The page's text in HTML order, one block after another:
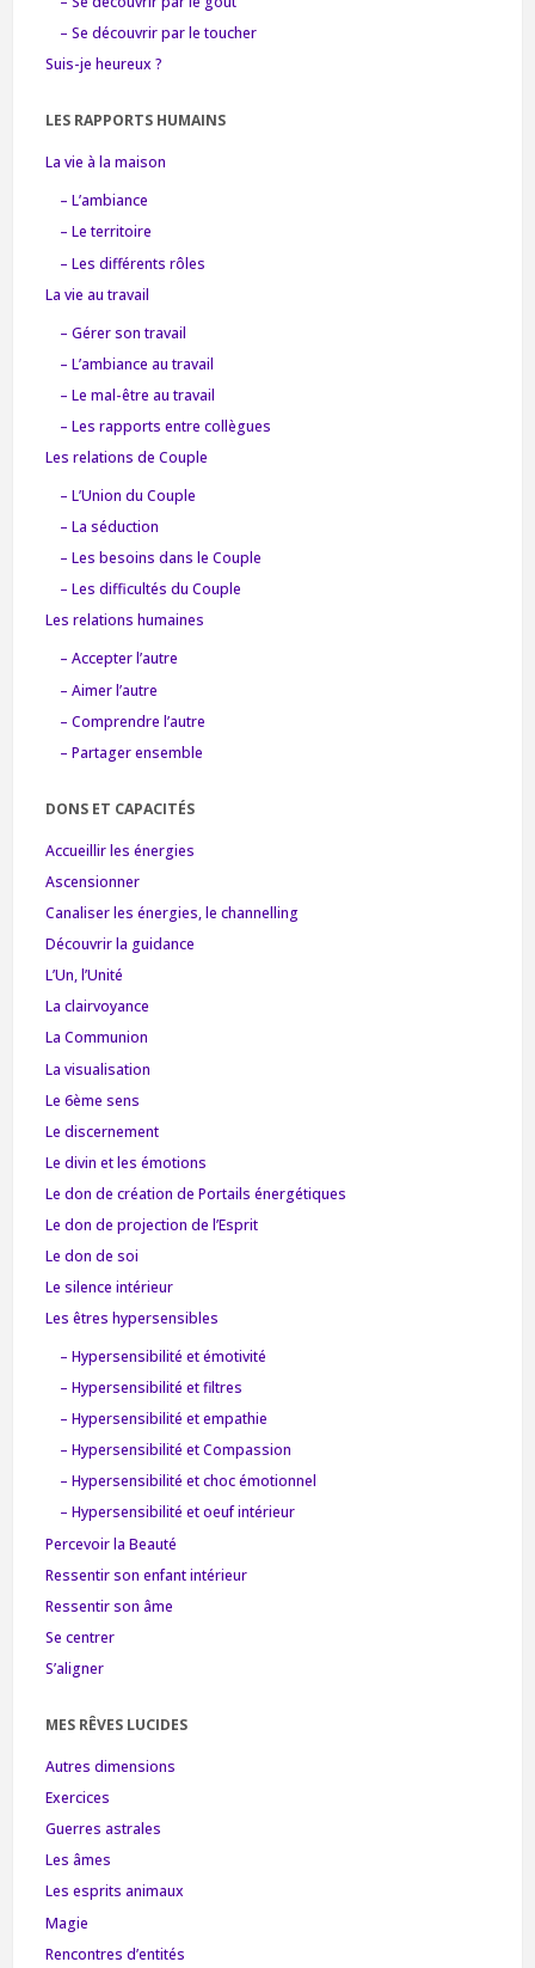
– Se découvrir par le toucher
Suis-je heureux ?
LES RAPPORTS HUMAINS
La vie à la maison
– L’ambiance
– Le territoire
– Les différents rôles
La vie au travail
– Gérer son travail
– L’ambiance au travail
– Le mal-être au travail
– Les rapports entre collègues
Les relations de Couple
– L’Union du Couple
– La séduction
– Les besoins dans le Couple
– Les difficultés du Couple
Les relations humaines
– Accepter l’autre
– Aimer l’autre
– Comprendre l’autre
– Partager ensemble
DONS ET CAPACITÉS
Accueillir les énergies
Ascensionner
Canaliser les énergies, le channelling
Découvrir la guidance
L’Un, l’Unité
La clairvoyance
La Communion
La visualisation
Le 6ème sens
Le discernement
Le divin et les émotions
Le don de création de Portails énergétiques
Le don de projection de l’Esprit
Le don de soi
Le silence intérieur
Les êtres hypersensibles
– Hypersensibilité et émotivité
– Hypersensibilité et filtres
– Hypersensibilité et empathie
– Hypersensibilité et Compassion
– Hypersensibilité et choc émotionnel
– Hypersensibilité et oeuf intérieur
Percevoir la Beauté
Ressentir son enfant intérieur
Ressentir son âme
Se centrer
S’aligner
MES RÊVES LUCIDES
Autres dimensions
Exercices
Guerres astrales
Les âmes
Les esprits animaux
Magie
Rencontres d’entités